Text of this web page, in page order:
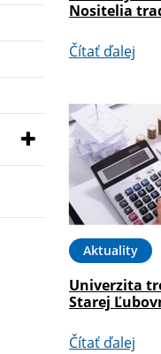
Nositelia
Čítať ďalej
Aktuality
Univerzita
Starej
Čítať ďalej